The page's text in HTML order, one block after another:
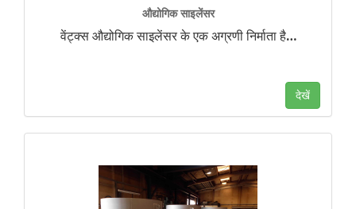
औद्योगिक साइलेंसर
वेंट्क्स औद्योगिक साइलेंसर के एक अग्रणी निर्माता है…
देखें